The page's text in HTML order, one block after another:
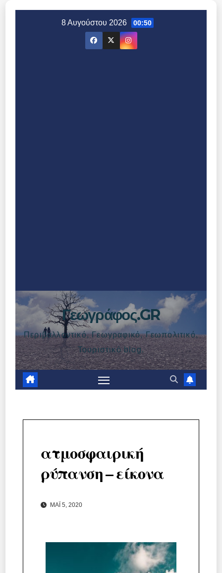
8 Αυγούστου 2026 00:50
Γεωγράφος.GR
Περιβαλλοντικό, Γεωγραφικό, Γεωπολιτικό,
Τουριστικό blog.
ατμοσφαιρική
ρύπανση – είκονα
ΜΆΙ 5, 2020